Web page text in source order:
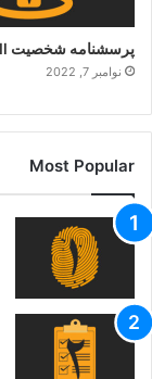
پرسشنامه شخصیت cattell
نوامبر 7, 2022
Most Popular